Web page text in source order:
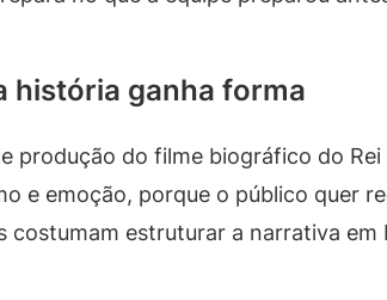
história ganha forma
produção do filme biográfico do
e emoção, porque o público quer
estruturar a narrativa em